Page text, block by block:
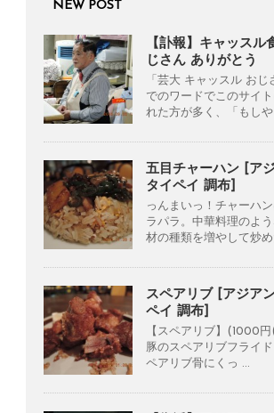
NEW POST
【訃報】キャッスル
じさん ありがとう
「芸大 キャッスル おじ
でのワードでこのサイ
れた方が多く、「もしや
五目チャーハン [ア
タイペイ 調布]
っんまいっ！チャーハ
ラパラ。中華料理のよ
材の種類を増やして炒め
スペアリブ [アジア
ペイ 調布]
【スペアリブ】(1000
豚のスペアリブフライ
ペアリブ骨にくっ ...